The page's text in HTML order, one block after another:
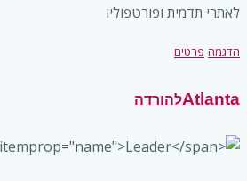
לאתרי תדמית ופורטפוליו
הדגמה פרטים
Atlantaלהורדה